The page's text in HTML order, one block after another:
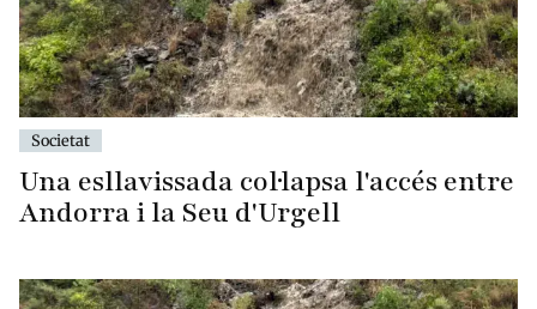
Societat
Una esllavissada col·lapsa l'accés entre
Andorra i la Seu d'Urgell